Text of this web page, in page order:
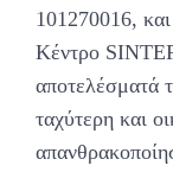
101270016, και
Κέντρο
αποτελέσματά
ταχύτερη και